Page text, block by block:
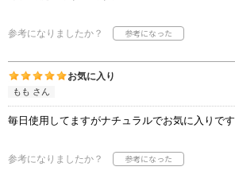
参考になりましたか？
お気に入り
もも さん
毎日使用してますがナチュラルでお気に入りです
参考になりましたか？